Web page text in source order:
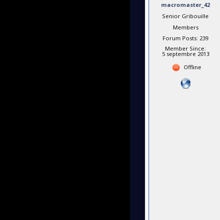
macromaster_42
Senior Gribouille
Members
Forum Posts: 239
Member Since:
5 septembre 2013
Offline